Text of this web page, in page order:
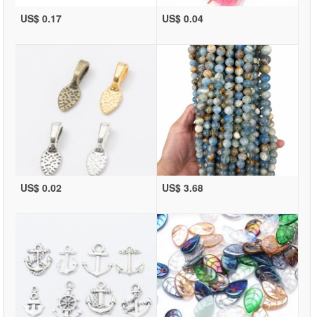
US$ 0.17 US$ 0.04
US$ 0.02 US$ 3.68